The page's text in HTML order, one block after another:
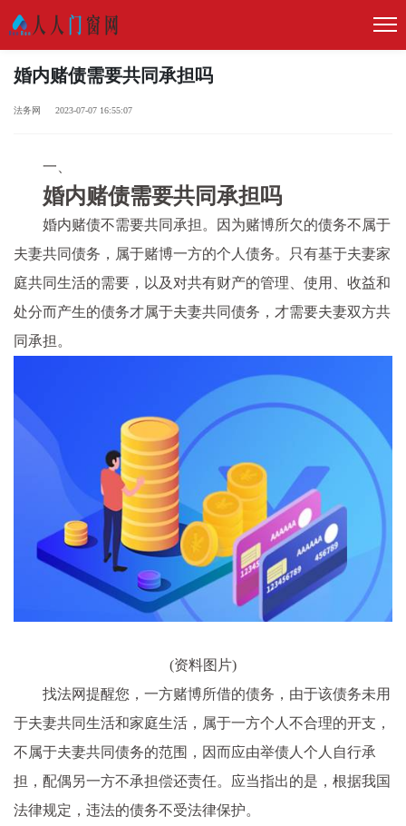
婚内赌债需要共同承担吗
法务网 2023-07-07 16:55:07
一、
婚内赌债需要共同承担吗
婚内赌债不需要共同承担。因为赌博所欠的债务不属于
夫妻共同债务，属于赌博一方的个人债务。只有基于夫妻家
庭共同生活的需要，以及对共有财产的管理、使用、收益和
处分而产生的债务才属于夫妻共同债务，才需要夫妻双方共
同承担。
(资料图片)
找法网提醒您，一方赌博所借的债务，由于该债务未用
于夫妻共同生活和家庭生活，属于一方个人不合理的开支，
不属于夫妻共同债务的范围，因而应由举债人个人自行承
担，配偶另一方不承担偿还责任。应当指出的是，根据我国
法律规定，违法的债务不受法律保护。